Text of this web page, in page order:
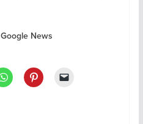
Google News